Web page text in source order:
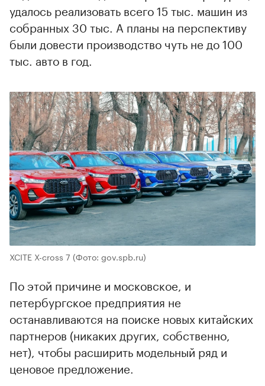
удалось реализовать всего 15 тыс. машин из
собранных 30 тыс. А планы на перспективу
были довести производство чуть не до 100
тыс. авто в год.
XCITE X-cross 7 (Фото: gov.spb.ru)
По этой причине и московское, и
петербургское предприятия не
останавливаются на поиске новых китайских
партнеров (никаких других, собственно,
нет), чтобы расширить модельный ряд и
ценовое предложение.